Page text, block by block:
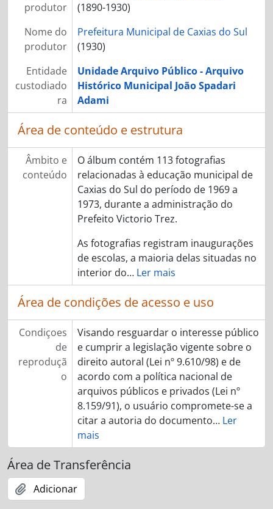
produtor
(1890-1930)
Nome do
produtor
Prefeitura Municipal de Caxias do Sul
(1930)
Entidade
custodiado
ra
Unidade Arquivo Público - Arquivo
Histórico Municipal João Spadari
Adami
Área de conteúdo e estrutura
Âmbito e
conteúdo
O álbum contém 113 fotografias
relacionadas à educação municipal de
Caxias do Sul do período de 1969 a
1973, durante a administração do
Prefeito Victorio Trez.
As fotografias registram inaugurações
de escolas, a maioria delas situadas no
interior do… Ler mais
Área de condições de acesso e uso
Condiçoes
de
reproduçã
o
Visando resguardar o interesse público
e cumprir a legislação vigente sobre o
direito autoral (Lei nº 9.610/98) e de
acordo com a política nacional de
arquivos públicos e privados (Lei nº
8.159/91), o usuário compromete-se a
citar a autoria do documento… Ler
mais
Área de Transferência
Adicionar